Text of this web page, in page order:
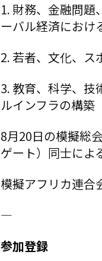
1. 財務、金融問
ーバル経済におけ
2. 若者、文化、ス
3. 教育、科学、技
ルインフラの構築
8月20日の模擬総
ゲート）同士によ
模擬アフリカ連
―
参加登録